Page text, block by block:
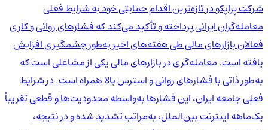
شرکت پراپکو در تازه‌ترین اقدام حمایتی خود به شرایط فعلی
معامله‌گران ایرانی پرداخته و تأکید می‌کند که فشارهای روانی و کاری
فعالان بازارهای مالی طی هفته‌های اخیر به‌طور چشمگیری افزایش
یافته است. معامله‌گری در بازارهای مالی یکی از مشاغلی است که
به‌طور ذاتی با فشارهای روانی و استرس بالا همراه است. در شرایط
فعلی جامعه ایران، این فشارها به‌واسطه محدودیت‌ها و قطعی تقریباً
یک‌ماهه اینترنت بین‌الملل، به‌مراتب تشدید شده و در نتیجه،